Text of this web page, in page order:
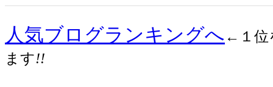
人気ブログランキングへ ←１位
ます!!